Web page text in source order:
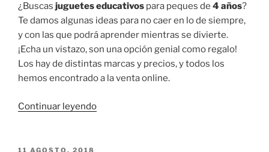
¿Buscas juguetes educativos para peques de 4 años?
Te damos algunas ideas para no caer en lo de siempre,
y con las que podrá aprender mientras se divierte.
¡Echa un vistazo, son una opción genial como regalo!
Los hay de distintas marcas y precios, y todos los
hemos encontrado a la venta online.
Continuar leyendo«Juguetes
PUBLICADO